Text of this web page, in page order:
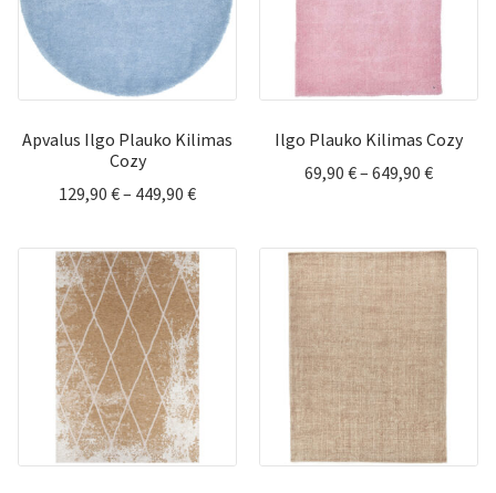
Apvalus Ilgo Plauko Kilimas
Cozy
129,90 €– 449,90 €Price
129,90 €
through
449,90 €
Ilgo Plauko Kilimas Cozy
69,90 €– 649,90 €Price
through
649,90 €